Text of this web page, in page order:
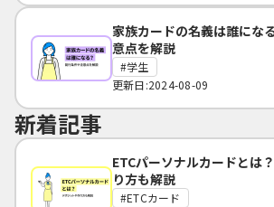
家族カードの名義は誰にな
意点を解説
学生
更新日:2024-08-09
新着記事
ETCパーソナルカードとは
り方も解説
ETCカード